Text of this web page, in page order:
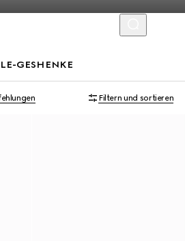
GESHENKE
Filtern und sortieren
Mit Initialen personalisieren